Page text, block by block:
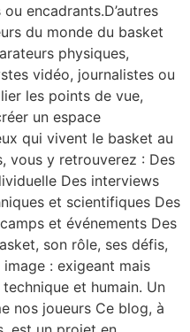
encadrants.D’autres
du monde du basket
physiques,
vidéo, journalistes ou
les points de vue,
un espace
qui vivent le basket au
vous y retrouverez : Des
Des interviews
et scientifiques Des
et événements Des
son rôle, ses défis,
: exigeant mais
et humain. Un
nos joueurs Ce blog, à